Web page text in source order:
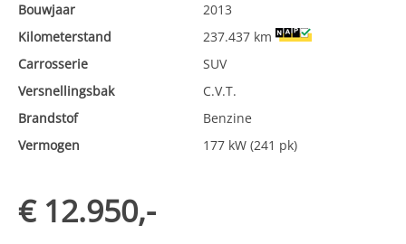
Bouwjaar
2013
Kilometerstand
237.437 km
Carrosserie
SUV
Versnellingsbak
C.V.T.
Brandstof
Benzine
Vermogen
177 kW (241 pk)
€ 12.950,-